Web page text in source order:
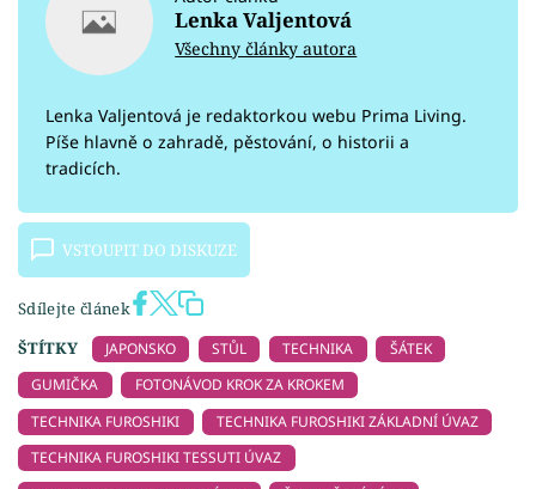
Lenka Valjentová
Všechny články autora
Lenka Valjentová je redaktorkou webu Prima Living.
Píše hlavně o zahradě, pěstování, o historii a
tradicích.
VSTOUPIT DO DISKUZE
Sdílejte článek
ŠTÍTKY
JAPONSKO STŮL TECHNIKA
ŠÁTEK
GUMIČKA
FOTONÁVOD KROK ZA KROKEM
TECHNIKA FUROSHIKI
TECHNIKA FUROSHIKI ZÁKLADNÍ ÚVAZ
TECHNIKA FUROSHIKI TESSUTI ÚVAZ